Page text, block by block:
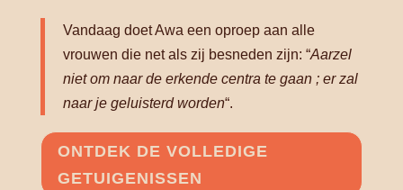
Vandaag doet Awa een oproep aan alle
vrouwen die net als zij besneden zijn: “Aarzel
niet om naar de erkende centra te gaan ; er zal
naar je geluisterd worden“.
ONTDEK DE VOLLEDIGE
GETUIGENISSEN